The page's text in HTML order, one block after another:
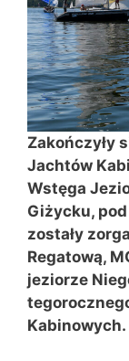
Zakończyły
Jachtów
Wstęga
Giżycku,
zostały
Regatową,
jeziorze
Kabinowych.